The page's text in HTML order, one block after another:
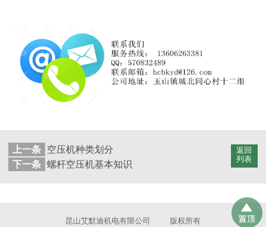
返回
列表
上一条
空压机种类划分
下一条 螺杆空压机基本知识
昆山艾默迪机电有限公司 版权所有